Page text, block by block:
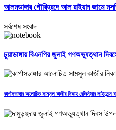
আলমডাঙ্গার গৌরিহ্রদে আল রাইয়ান জামে
সর্বশেষ সংবাদ
চুয়াডাঙ্গায় বিএনপির জুলাই গণঅভ্যুত্থান
কার্পাসডাঙ্গার আলোচিত সামসুল কাজীর নিকাহ রেজিস্ট্রার লাইসেন্স